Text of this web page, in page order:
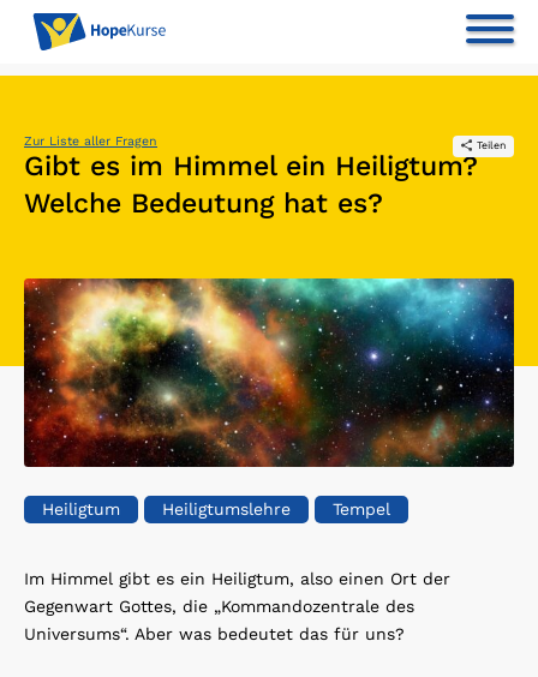
Zur Liste aller Fragen Teilen
Gibt es im Himmel ein Heiligtum?
Welche Bedeutung hat es?
Heiligtum Heiligtumslehre Tempel
Im Himmel gibt es ein Heiligtum, also einen Ort der
Gegenwart Gottes, die „Kommandozentrale des
Universums“. Aber was bedeutet das für uns?